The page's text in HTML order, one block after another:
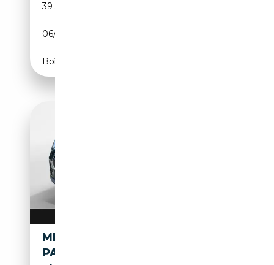
39 536 km
06/2023
Boîte automatique
MINI COOPER 1.5
PANO+SHZ+2XKLIMA+KLIMAA